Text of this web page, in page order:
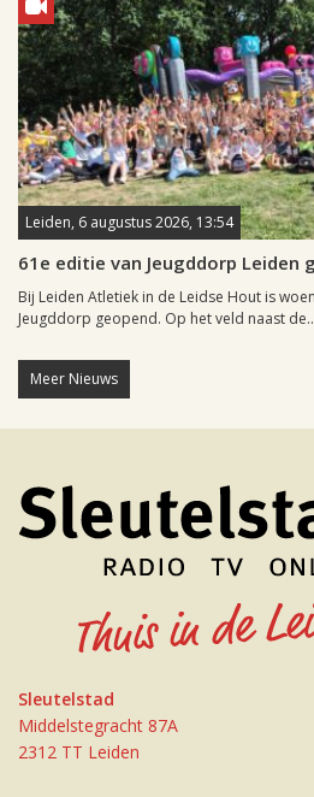
Leiden, 6 augustus 2026, 13:54
61e editie van Jeugddorp Leiden
Bij Leiden Atletiek in de Leidse Hout is
Jeugddorp geopend. Op het veld naast
Meer Nieuws
Sleutelstad
Middelstegracht 87A
2312 TT Leiden